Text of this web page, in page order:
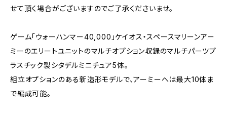
せて頂く場合がございますのでご了承くださいませ。
ゲーム「ウォーハンマー40,000」ケイオス・スペースマリーンアー
ミーのエリートユニットのマルチオプション収録のマルチパーツプ
ラスチック製シタデルミニチュア5体。
組立オプションのある新造形モデルで、アーミーへは最大10体ま
で編成可能。